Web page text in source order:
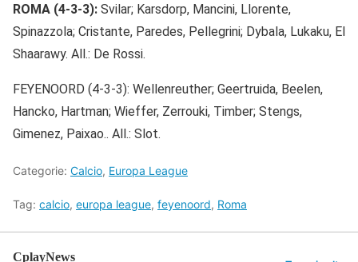
ROMA (4-3-3): Svilar; Karsdorp, Mancini, Llorente,
Spinazzola; Cristante, Paredes, Pellegrini; Dybala, Lukaku, El
Shaarawy. All.: De Rossi.
FEYENOORD (4-3-3): Wellenreuther; Geertruida, Beelen,
Hancko, Hartman; Wieffer, Zerrouki, Timber; Stengs,
Gimenez, Paixao.. All.: Slot.
Categorie: Calcio, Europa League
Tag: calcio, europa league, feyenoord, Roma
CplayNews